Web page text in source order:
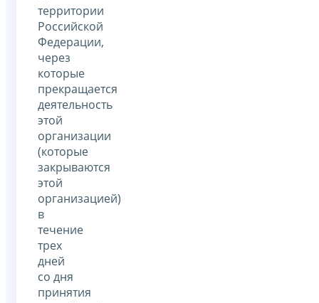
территории
Российской
Федерации,
через
которые
прекращается
деятельность
этой
организации
(которые
закрываются
этой
организацией)
в
течение
трех
дней
со дня
принятия